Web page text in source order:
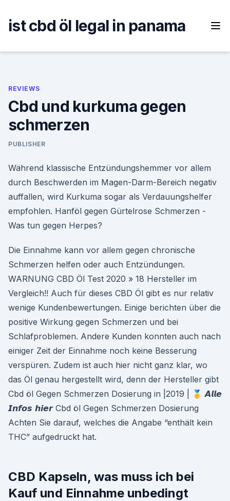
content
ist cbd öl legal in panama
REVIEWS
Cbd und kurkuma gegen
schmerzen
PUBLISHER
Während klassische Entzündungshemmer vor allem
durch Beschwerden im Magen-Darm-Bereich negativ
auffallen, wird Kurkuma sogar als Verdauungshelfer
empfohlen. Hanföl gegen Gürtelrose Schmerzen -
Was tun gegen Herpes?
Die Einnahme kann vor allem gegen chronische
Schmerzen helfen oder auch Entzündungen.
WARNUNG CBD Öl Test 2020 » 18 Hersteller im
Vergleich!! Auch für dieses CBD Öl gibt es nur relativ
wenige Kundenbewertungen. Einige berichten über die
positive Wirkung gegen Schmerzen und bei
Schlafproblemen. Andere Kunden konnten auch nach
einiger Zeit der Einnahme noch keine Besserung
verspüren. Zudem ist auch hier nicht ganz klar, wo
das Öl genau hergestellt wird, denn der Hersteller gibt
Cbd öl Gegen Schmerzen Dosierung in |2019 | 🥇 𝘼𝙡𝙡𝙚
𝙄𝙣𝙛𝙤𝙨 𝙝𝙞𝙚𝙧 Cbd öl Gegen Schmerzen Dosierung
Achten Sie darauf, welches die Angabe “enthält kein
THC” aufgedruckt hat.
CBD Kapseln, was muss ich bei
Kauf und Einnahme unbedingt